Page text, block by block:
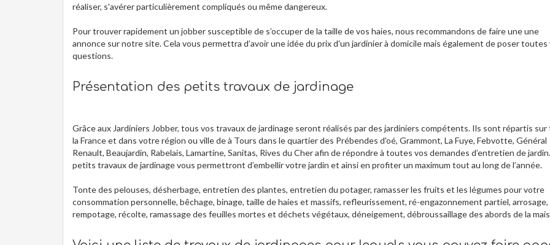
réaliser, s'avérer particulièrement compliqués ou même dangereux.
Pour trouver rapidement un jobber susceptible de s’occuper de la taille de vos haies, nous recommandons de faire une une
annonce sur notre site. Cela vous permettra d’avoir une idée du prix d'un jardinier à domicile mais également de poser toutes
questions.
Présentation des petits travaux de jardinage
Grâce aux Jardiniers Jobber, tous vos travaux de jardinage seront réalisés par des jardiniers compétents. Ils sont répartis
la France et dans votre région ou ville de à Tours dans le quartier des Prébendes d'oé, Grammont, La Fuye, Febvotte, Général
Renault, Beaujardin, Rabelais, Lamartine, Sanitas, Rives du Cher afin de répondre à toutes vos demandes d’entretien de
petits travaux de jardinage vous permettront d’embellir votre jardin et ainsi en profiter un maximum tout au long de l’année.
Tonte des pelouses, désherbage, entretien des plantes, entretien du potager, ramasser les fruits et les légumes pour votre
consommation personnelle, bêchage, binage, taille de haies et massifs, refleurissement, ré-engazonnement partiel, arrosage,
rempotage, récolte, ramassage des feuilles mortes et déchets végétaux, déneigement, débroussaillage des abords de la